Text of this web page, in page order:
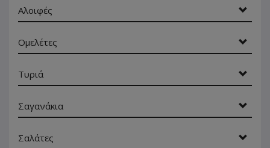
Αλοιφές
Ομελέτες
Τυριά
Σαγανάκια
Σαλάτες